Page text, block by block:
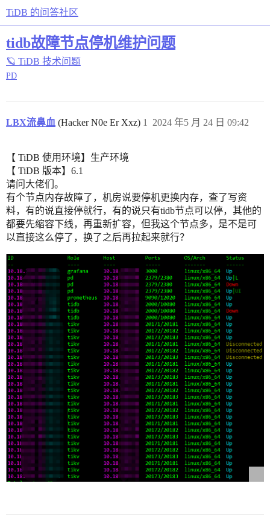
TiDB 的问答社区
tidb故障节点停机维护问题
🪐 TiDB 技术问题
PD
LBX流鼻血 (Hacker N0e Er Xxz) 2024 年5 月 24 日 09:42
1
【 TiDB 使用环境】生产环境
【 TiDB 版本】6.1
请问大佬们。
有个节点内存故障了，机房说要停机更换内存，查了写资
料，有的说直接停就行，有的说只有tidb节点可以停，其他的
都要先缩容下线，再重新扩容，但我这个节点多，是不是可
以直接这么停了，换了之后再拉起来就行？